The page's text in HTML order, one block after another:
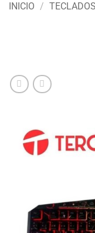
INICIO / TECLADOS